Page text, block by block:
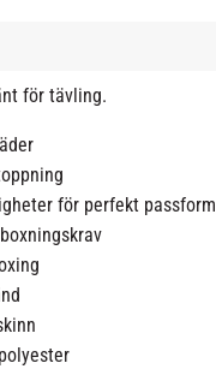
för tävling.
för perfekt passform